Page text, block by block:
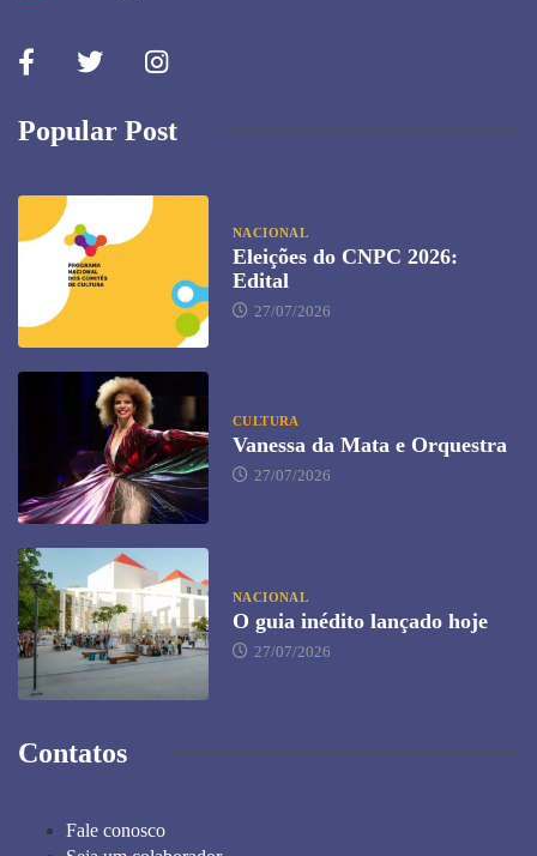
Popular Post
NACIONAL
Eleições do CNPC 2026:
Edital
27/07/2026
CULTURA
Vanessa da Mata e Orquestra
27/07/2026
NACIONAL
O guia inédito lançado hoje
27/07/2026
Contatos
Fale conosco